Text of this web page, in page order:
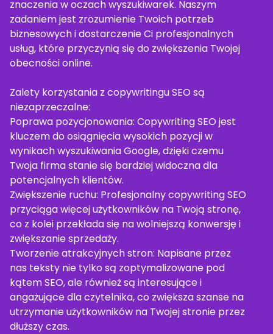
znaczenia w oczach wyszukiwarek. Naszym
zadaniem jest zrozumienie Twoich potrzeb
biznesowych i dostarczenie Ci profesjonalnych
usług, które przyczynią się do zwiększenia Twojej
obecności online.
Zalety korzystania z copywritingu SEO są
niezaprzeczalne:
Poprawa pozycjonowania: Copywriting SEO jest
kluczem do osiągnięcia wysokich pozycji w
wynikach wyszukiwania Google, dzięki czemu
Twoja firma stanie się bardziej widoczna dla
potencjalnych klientów.
Zwiększenie ruchu: Profesjonalny copywriting SEO
przyciąga więcej użytkowników na Twoją stronę,
co z kolei przekłada się na wolniejszą konwersję i
zwiększanie sprzedaży.
Tworzenie atrakcyjnych stron: Napisane przez
nas teksty nie tylko są zoptymalizowane pod
kątem SEO, ale również są interesujące i
angażujące dla czytelnika, co zwiększa szanse na
utrzymanie użytkowników na Twojej stronie przez
dłuższy czas.